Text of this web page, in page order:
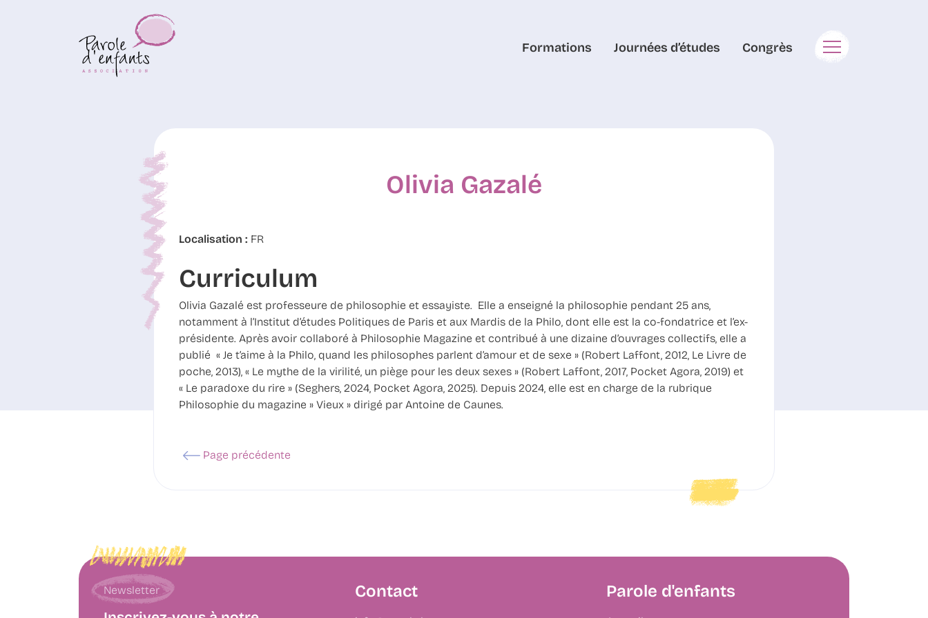
Formations Journées d’études Congrès
Olivia Gazalé
Localisation : FR
Curriculum
Olivia Gazalé est professeure de philosophie et essayiste. Elle a enseigné la philosophie pendant 25 ans,
notamment à l’Institut d’études Politiques de Paris et aux Mardis de la Philo, dont elle est la co-fondatrice et l’ex-
présidente. Après avoir collaboré à Philosophie Magazine et contribué à une dizaine d’ouvrages collectifs, elle a
publié « Je t’aime à la Philo, quand les philosophes parlent d’amour et de sexe » (Robert Laffont, 2012, Le Livre de
poche, 2013), « Le mythe de la virilité, un piège pour les deux sexes » (Robert Laffont, 2017, Pocket Agora, 2019) et
« Le paradoxe du rire » (Seghers, 2024, Pocket Agora, 2025). Depuis 2024, elle est en charge de la rubrique
Philosophie du magazine » Vieux » dirigé par Antoine de Caunes.
Page précédente
Newsletter Contact Parole d'enfants